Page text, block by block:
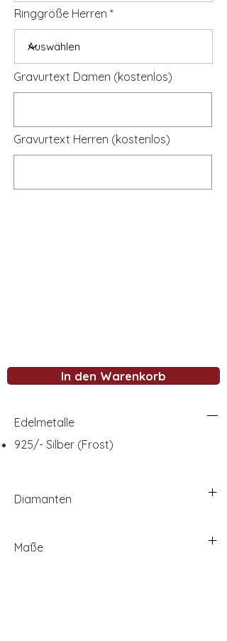
Ringgröße Herren
Gravurtext Damen (kostenlos)
Gravurtext Herren (kostenlos)
In den Warenkorb
Edelmetalle
925/- Silber (Frost)
Diamanten
Maße